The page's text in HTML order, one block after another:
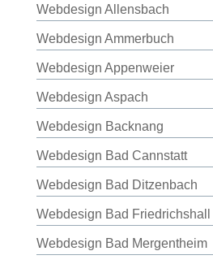
Webdesign Allensbach
Webdesign Ammerbuch
Webdesign Appenweier
Webdesign Aspach
Webdesign Backnang
Webdesign Bad Cannstatt
Webdesign Bad Ditzenbach
Webdesign Bad Friedrichshall
Webdesign Bad Mergentheim